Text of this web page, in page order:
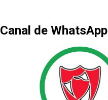
Canal de WhatsApp